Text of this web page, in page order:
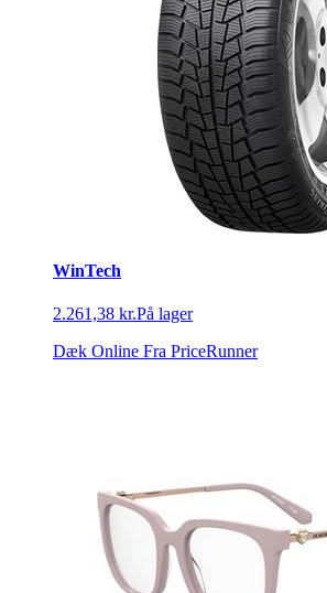
WinTech
2.261,38 kr.På lager
Dæk Online Fra PriceRunner